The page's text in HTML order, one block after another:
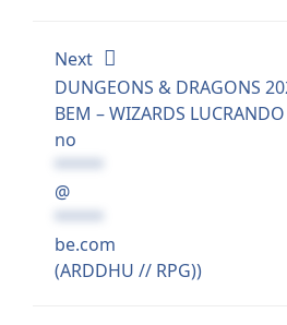
Next
DUNGEONS & DRAGONS
BEM – WIZARDS
no
*****
@
*****
be.com
(ARDDHU // RPG))